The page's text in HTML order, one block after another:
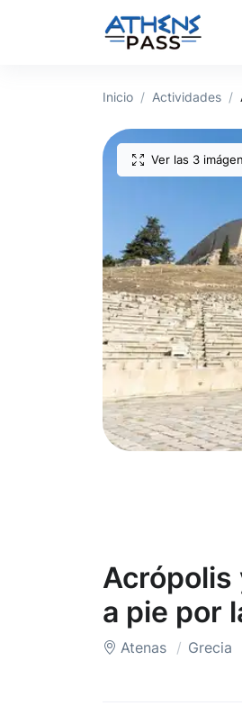
Inicio Actividades
Ver las 3
Acrópolis
a pie por
Atenas Grecia